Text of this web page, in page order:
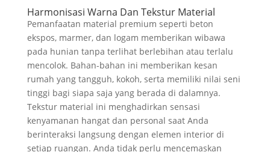
Harmonisasi Warna Dan Tekstur Material
Pemanfaatan material premium seperti beton
ekspos, marmer, dan logam memberikan wibawa
pada hunian tanpa terlihat berlebihan atau terlalu
mencolok. Bahan-bahan ini memberikan kesan
rumah yang tangguh, kokoh, serta memiliki nilai seni
tinggi bagi siapa saja yang berada di dalamnya.
Tekstur material ini menghadirkan sensasi
kenyamanan hangat dan personal saat Anda
berinteraksi langsung dengan elemen interior di
setiap ruangan. Anda tidak perlu mencemaskan